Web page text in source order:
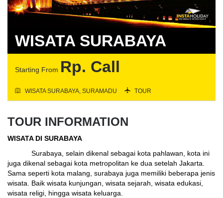
WISATA SURABAYA
Starting From Rp. Call
WISATA SURABAYA, SURAMADU TOUR
TOUR INFORMATION
WISATA DI SURABAYA
Surabaya, selain dikenal sebagai kota pahlawan, kota ini
juga dikenal sebagai kota metropolitan ke dua setelah Jakarta.
Sama seperti kota malang, surabaya juga memiliki beberapa jenis
wisata. Baik wisata kunjungan, wisata sejarah, wisata edukasi,
wisata religi, hingga wisata keluarga.